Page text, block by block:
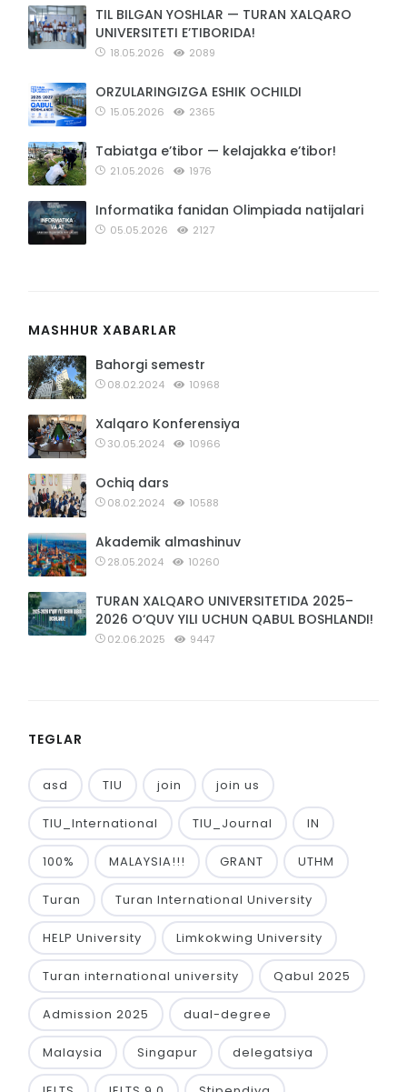
TIL BILGAN YOSHLAR — TURAN XALQARO
UNIVERSITETI E’TIBORIDA!
18.05.2026 2089
ORZULARINGIZGA ESHIK OCHILDI
15.05.2026 2365
Tabiatga e’tibor — kelajakka e’tibor!
21.05.2026 1976
Informatika fanidan Olimpiada natijalari
05.05.2026 2127
MASHHUR XABARLAR
Bahorgi semestr
08.02.2024 10968
Xalqaro Konferensiya
30.05.2024 10966
Ochiq dars
08.02.2024 10588
Akademik almashinuv
28.05.2024 10260
TURAN XALQARO UNIVERSITETIDA 2025–
2026 O‘QUV YILI UCHUN QABUL BOSHLANDI!
02.06.2025 9447
TEGLAR
asd TIU join join us
TIU_International TIU_Journal IN
100% MALAYSIA!!! GRANT UTHM
Turan Turan International University
HELP University Limkokwing University
Turan international university Qabul 2025
Admission 2025 dual-degree
Malaysia Singapur delegatsiya